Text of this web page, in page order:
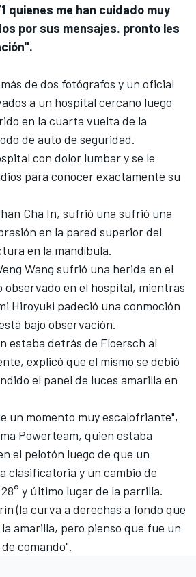
quienes me han cuidado muy
por sus mensajes. pronto les
de dos fotógrafos y un oficial
a un hospital cercano luego
en la cuarta vuelta de la
de auto de seguridad.
con dolor lumbar y se le
para conocer exactamente su
Cha In, sufrió una sufrió una
en la pared superior del
en la mandíbula.
Wang sufrió una herida en el
observado en el hospital, mientras
Hiroyuki padeció una conmoción
bajo observación.
estaba detrás de Floersch al
explicó que el mismo se debió
el panel de luces amarilla en
un momento muy escalofriante",
Powerteam, quien estaba
el pelotón luego de que un
clasificatoria y un cambio de
y último lugar de la parrilla.
(la curva a derechas a fondo que
amarilla, pero pienso que fue un
comando".